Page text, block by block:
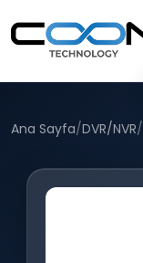
Ana Sayfa/DVR/NVR/